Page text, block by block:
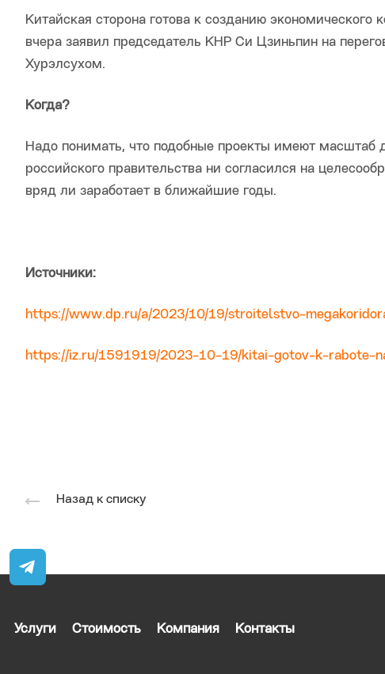
Китайская сторона готова к созданию
вчера заявил председатель КНР Си Цзиньпин на
Хурэлсухом.
Когда?
Надо понимать, что подобные проекты имеют масштаб
российского правительства ни согласился на
вряд ли заработает в ближайшие годы.
Источники:
https://www.dp.ru/a/2023/10/19/stroitelstvo-
https://iz.ru/1591919/2023-10-19/kitai-gotov-k-rabote-
Назад к списку
Услуги Стоимость Компания Контакты